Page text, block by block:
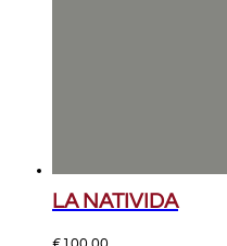
LA NATIVIDA